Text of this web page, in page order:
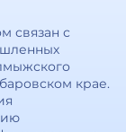
связан с
крае.